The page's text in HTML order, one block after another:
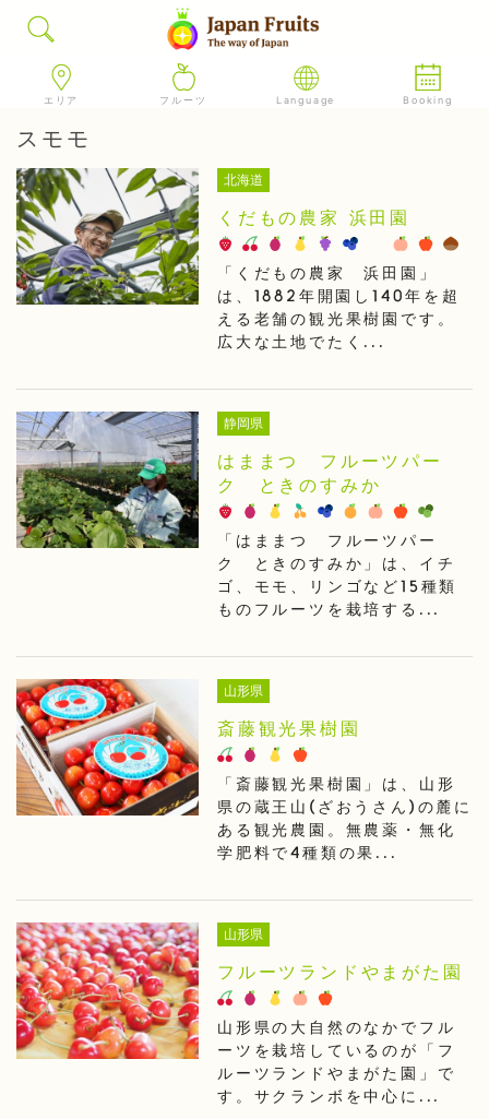
エリア フルーツ Language Booking
スモモ
北海道
くだもの農家 浜田園
「くだもの農家 浜田園」
は、1882年開園し140年を超
える老舗の観光果樹園です。
広大な土地でたく...
静岡県
はままつ フルーツパー
ク ときのすみか
「はままつ フルーツパー
ク ときのすみか」は、イチ
ゴ、モモ、リンゴなど15種類
ものフルーツを栽培する...
山形県
斎藤観光果樹園
「斎藤観光果樹園」は、山形
県の蔵王山(ざおうさん)の麓に
ある観光農園。無農薬・無化
学肥料で4種類の果...
山形県
フルーツランドやまがた園
山形県の大自然のなかでフル
ーツを栽培しているのが「フ
ルーツランドやまがた園」で
す。サクランボを中心に...